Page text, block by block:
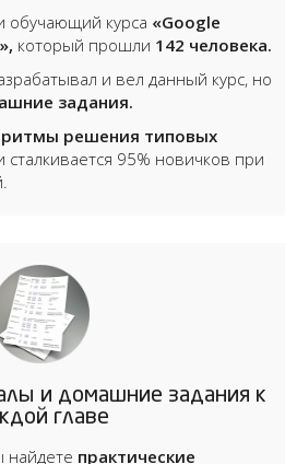
обучающий курса «Google
который прошли 142 человека.
и вел данный курс, но
задания.
решения типовых
сталкивается 95% новичков при
и домашние задания к
главе
найдете практические